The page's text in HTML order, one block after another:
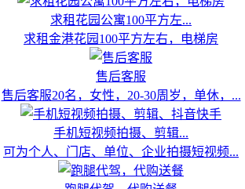
求租花园公寓100平方左...
求租金港花园100平方左右，电梯房
售后客服
售后客服20名，女性，20-30周岁，单休，...
手机短视频拍摄、剪辑...
可为个人、门店、单位、企业拍摄短视频...